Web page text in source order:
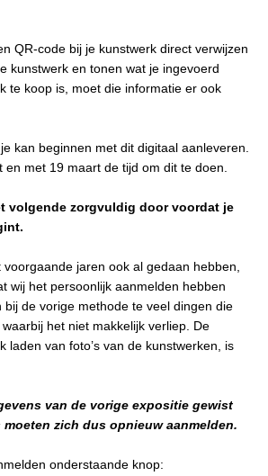
QR-code bij je kunstwerk direct verwijzen
kunstwerk en tonen wat je ingevoerd
te koop is, moet die informatie er ook
kan beginnen met dit digitaal aanleveren.
met 19 maart de tijd om dit te doen.
volgende zorgvuldig door voordat je
jaren ook al gedaan hebben,
wij het persoonlijk aanmelden hebben
bij de vorige methode te veel dingen die
het niet makkelijk verliep. De
laden van foto’s van de kunstwerken, is
van de vorige expositie gewist
zich dus opnieuw aanmelden.
onderstaande knop: